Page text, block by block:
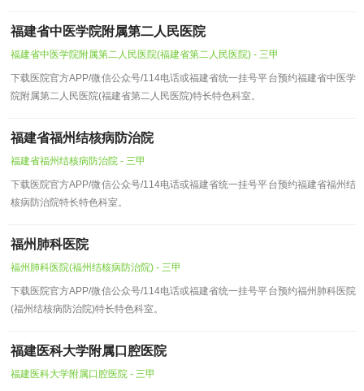
福建省中医学院附属第二人民医院
福建省中医学院附属第二人民医院(福建省第二人民医院) - 三甲
下载医院官方APP/微信公众号/114电话或福建省统一挂号平台预约福建省中医学
院附属第二人民医院(福建省第二人民医院)特长特色科室。
福建省福州结核病防治院
福建省福州结核病防治院 - 三甲
下载医院官方APP/微信公众号/114电话或福建省统一挂号平台预约福建省福州结
核病防治院特长特色科室。
福州肺科医院
福州肺科医院(福州结核病防治院) - 三甲
下载医院官方APP/微信公众号/114电话或福建省统一挂号平台预约福州肺科医院
(福州结核病防治院)特长特色科室。
福建医科大学附属口腔医院
福建医科大学附属口腔医院 - 三甲